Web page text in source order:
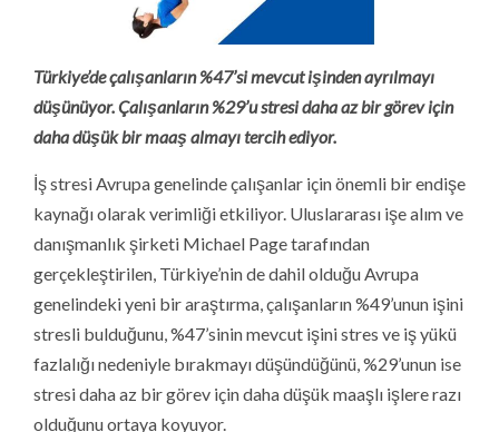
Türkiye’de çalışanların %47’si mevcut işinden ayrılmayı
düşünüyor.Çalışanların %29’u stresi daha az bir görev için
daha düşük bir maaş almayı tercih ediyor.
İş stresi Avrupa genelinde çalışanlar için önemli bir endişe
kaynağı olarak verimliği etkiliyor. Uluslararası işe alım ve
danışmanlık şirketi Michael Page tarafından
gerçekleştirilen, Türkiye’nin de dahil olduğu Avrupa
genelindeki yeni bir araştırma, çalışanların %49’unun işini
stresli bulduğunu, %47’sinin mevcut işini stres ve iş yükü
fazlalığı nedeniyle bırakmayı düşündüğünü, %29’unun ise
stresi daha az bir görev için daha düşük maaşlı işlere razı
olduğunu ortaya koyuyor.